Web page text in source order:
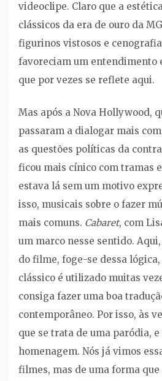
videoclipe. Claro que a
clássicos da era de ouro da
figurinos vistosos e
favoreciam um entendimento
que por vezes se reflete aqui.
Mas após a Nova Hollywood,
passaram a dialogar mais
as questões políticas da
ficou mais cínico com tramas
estava lá sem um motivo
isso, musicais sobre o fazer
mais comuns. Cabaret, com
um marco nesse sentido.
do filme, foge-se dessa
clássico é utilizado muitas
consiga fazer uma boa
contemporâneo. Por isso, às
que se trata de uma paródia, e
homenagem. Nós já vimos
filmes, mas de uma forma